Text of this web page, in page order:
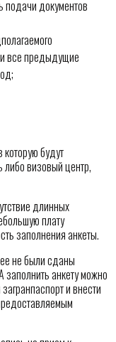
подачи документов
все предыдущие
будут
визовый центр,
длинных
плату
заполнения анкеты.
не были сданы
анкету можно
и внести